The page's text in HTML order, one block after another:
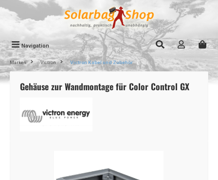
Zum Hauptinhalt springen
Navigation
Marken Victron Victron Kabel und Zubehör
Gehäuse zur Wandmontage für Color Control GX